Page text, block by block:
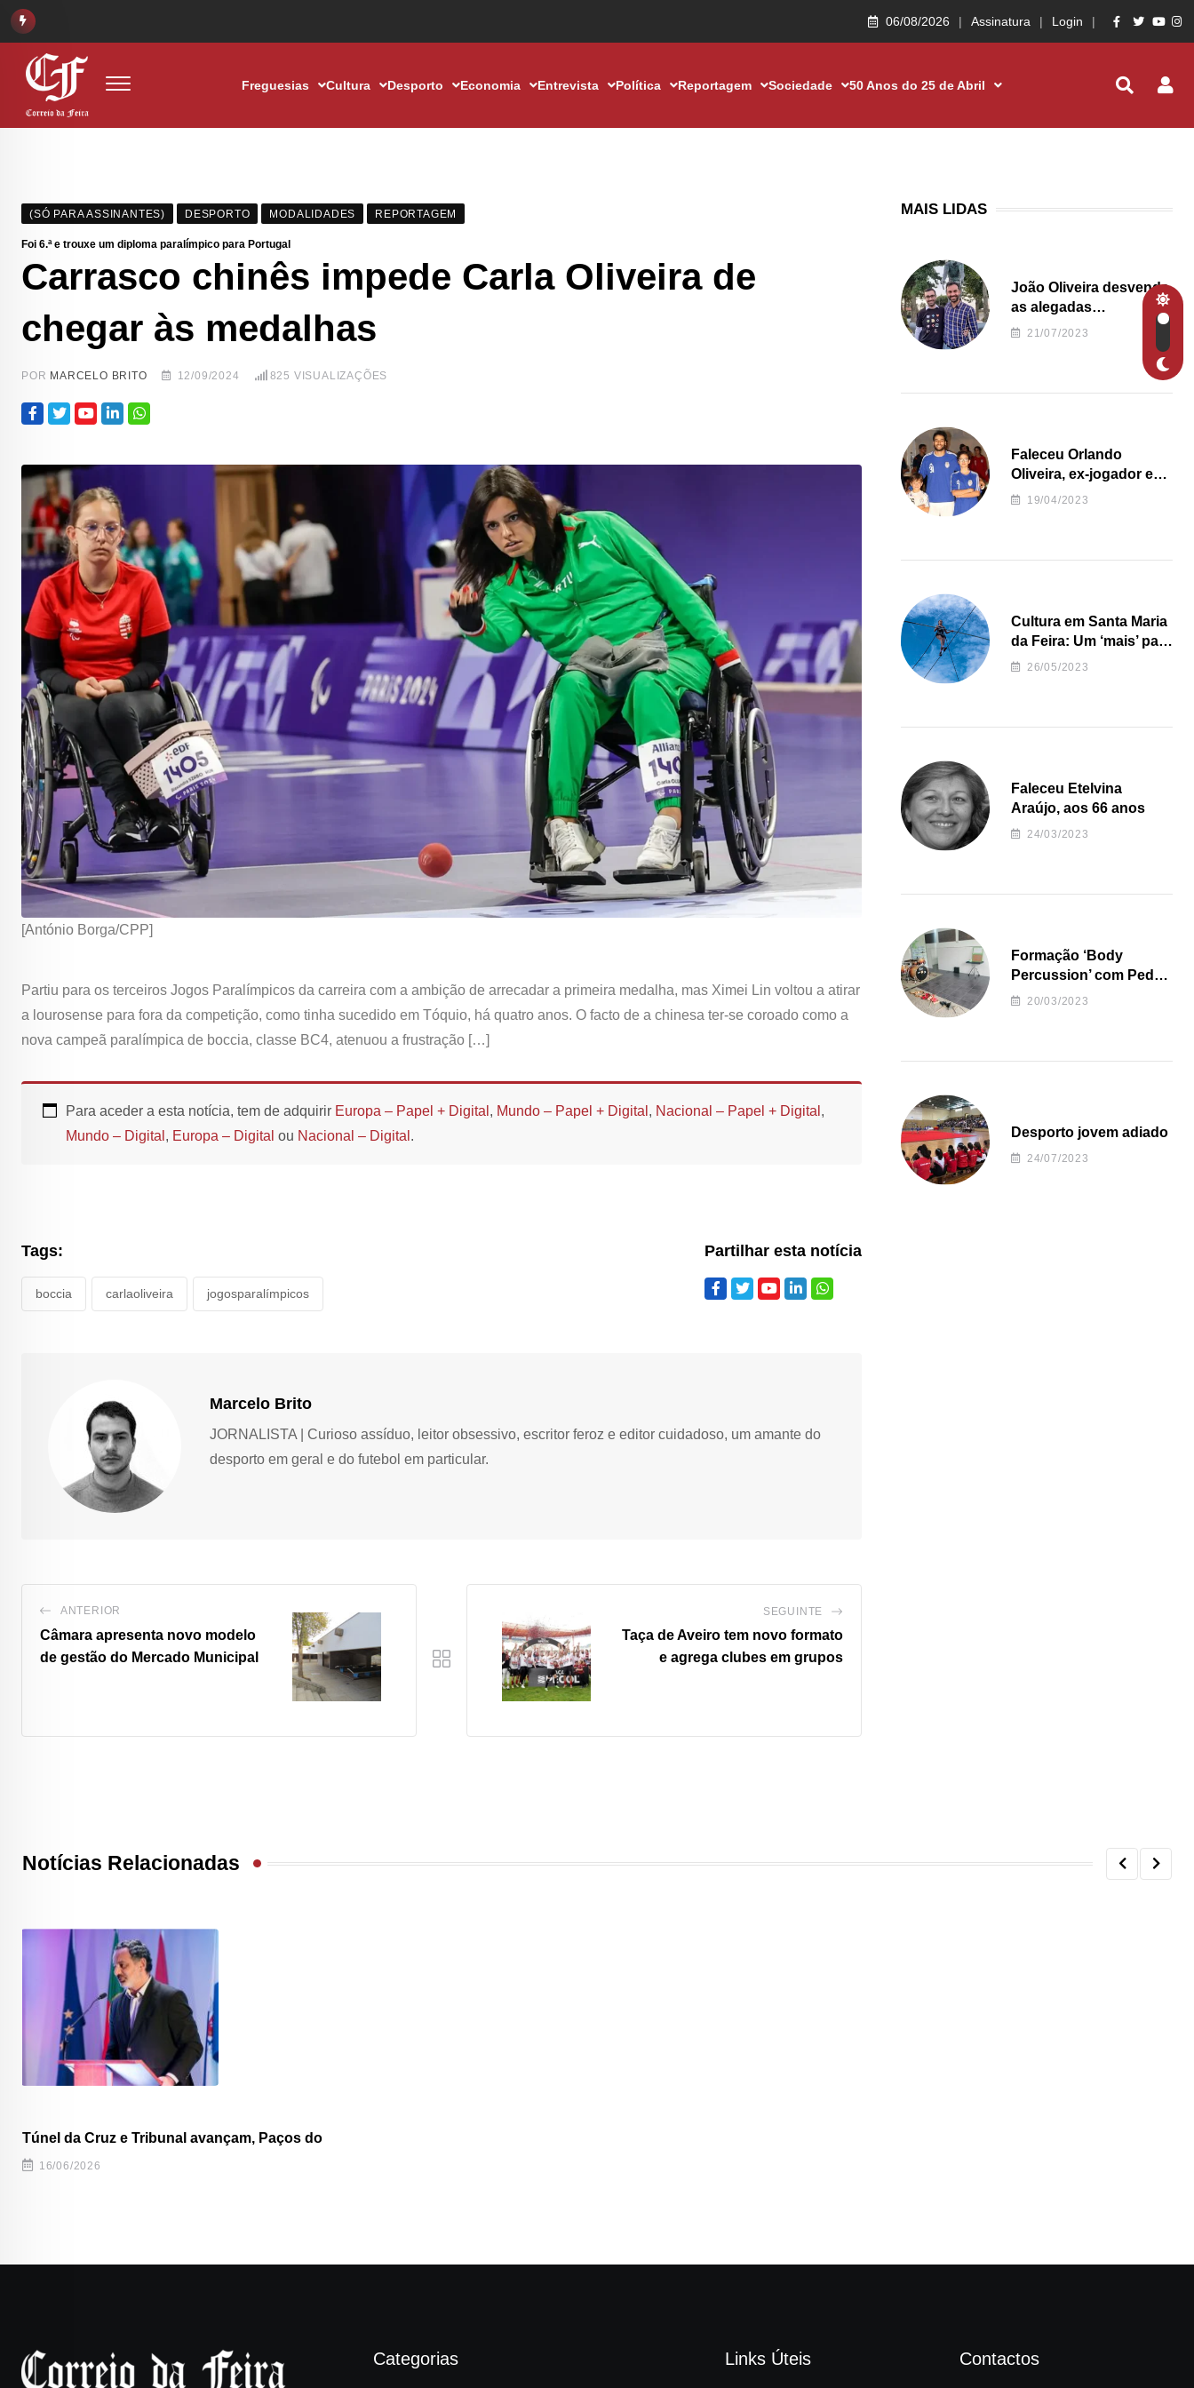
06/08/2026 Assinatura Login
Freguesias Cultura Desporto Economia Entrevista Política Reportagem Sociedade 50 Anos do 25 de Abril
(SÓ PARA ASSINANTES) DESPORTO MODALIDADES REPORTAGEM
Foi 6.ª e trouxe um diploma paralímpico para Portugal
Carrasco chinês impede Carla Oliveira de
chegar às medalhas
POR MARCELO BRITO 12/09/2024 825 VISUALIZAÇÕES
[António Borga/CPP]
Partiu para os terceiros Jogos Paralímpicos da carreira com a ambição de arrecadar a primeira medalha, mas Ximei Lin voltou a atirar
a lourosense para fora da competição, como tinha sucedido em Tóquio, há quatro anos. O facto de a chinesa ter-se coroado como a
nova campeã paralímpica de boccia, classe BC4, atenuou a frustração […]
Para aceder a esta notícia, tem de adquirir Europa – Papel + Digital , Mundo – Papel + Digital , Nacional – Papel + Digital ,
Mundo – Digital , Europa – Digital ou Nacional – Digital .
Tags:
boccia carlaoliveira jogosparalímpicos
Partilhar esta notícia
Marcelo Brito
JORNALISTA | Curioso assíduo, leitor obsessivo, escritor feroz e editor cuidadoso, um amante do
desporto em geral e do futebol em particular.
ANTERIOR
Câmara apresenta novo modelo
de gestão do Mercado Municipal
SEGUINTE
Taça de Aveiro tem novo formato
e agrega clubes em grupos
MAIS LIDAS
João Oliveira desvenda
as alegadas
irregularidades da
Junta de Freguesia S.
21/07/2023
Faleceu Orlando
Oliveira, ex-jogador e
treinador da formação
19/04/2023
Cultura em Santa Maria
da Feira: Um ‘mais’ para
o Concelho
26/05/2023
Faleceu Etelvina
Araújo, aos 66 anos
24/03/2023
Formação ‘Body
Percussion’ com Pedro
Almeida
20/03/2023
Desporto jovem adiado
24/07/2023
Notícias Relacionadas
Túnel da Cruz e Tribunal avançam, Paços do
16/06/2026
Categorias Links Úteis Contactos